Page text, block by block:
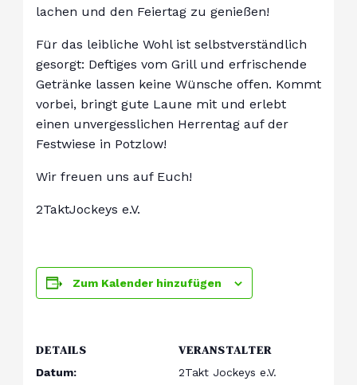
lachen und den Feiertag zu genießen!
Für das leibliche Wohl ist selbstverständlich
gesorgt: Deftiges vom Grill und erfrischende
Getränke lassen keine Wünsche offen. Kommt
vorbei, bringt gute Laune mit und erlebt
einen unvergesslichen Herrentag auf der
Festwiese in Potzlow!
Wir freuen uns auf Euch!
2TaktJockeys e.V.
Zum Kalender hinzufügen
DETAILS
Datum:
VERANSTALTER
2Takt Jockeys e.V.